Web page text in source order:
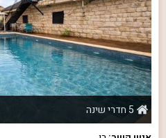
5 חדרי שינה